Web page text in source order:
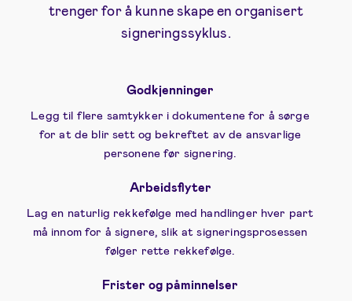
trenger for å kunne skape en organisert
signeringssyklus.
Godkjenninger
Legg til flere samtykker i dokumentene for å sørge
for at de blir sett og bekreftet av de ansvarlige
personene før signering.
Arbeidsflyter
Lag en naturlig rekkefølge med handlinger hver part
må innom for å signere, slik at signeringsprosessen
følger rette rekkefølge.
Frister og påminnelser